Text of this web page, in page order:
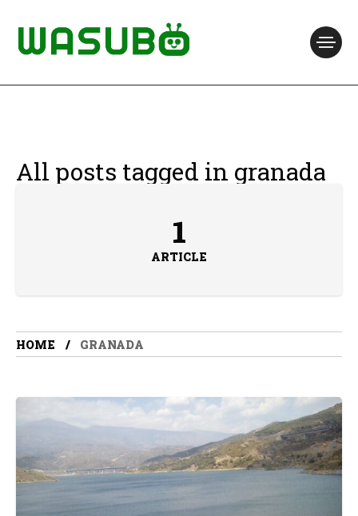
All posts tagged in granada
1
ARTICLE
HOME GRANADA